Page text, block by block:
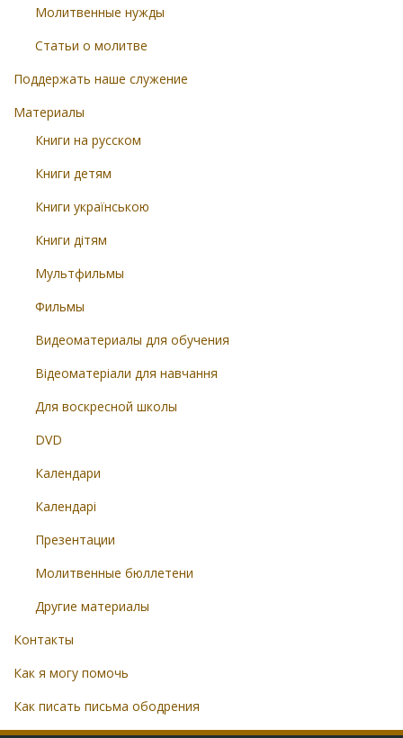
Молитвенные нужды
Статьи о молитве
Поддержать наше служение
Материалы
Книги на русском
Книги детям
Книги українською
Книги дітям
Мультфильмы
Фильмы
Видеоматериалы для обучения
Відеоматеріали для навчання
Для воскресной школы
DVD
Календари
Календарі
Презентации
Молитвенные бюллетени
Другие материалы
Контакты
Как я могу помочь
Как писать письма ободрения